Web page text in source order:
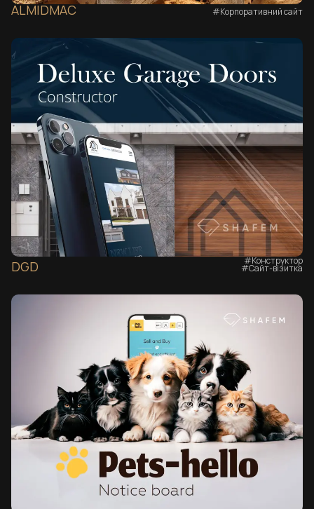
ALMIDMAC #Корпоративний сайт
DGD #Конструктор
#Сайт-візитка